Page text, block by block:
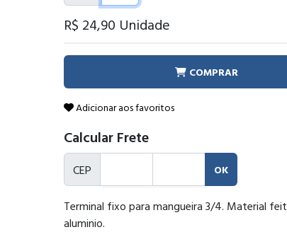
R$ 24,90 Unidade
COMPRAR
Adicionar aos favoritos
Calcular Frete
CEP OK
Terminal fixo para mangueira 3/4. Material
aluminio.